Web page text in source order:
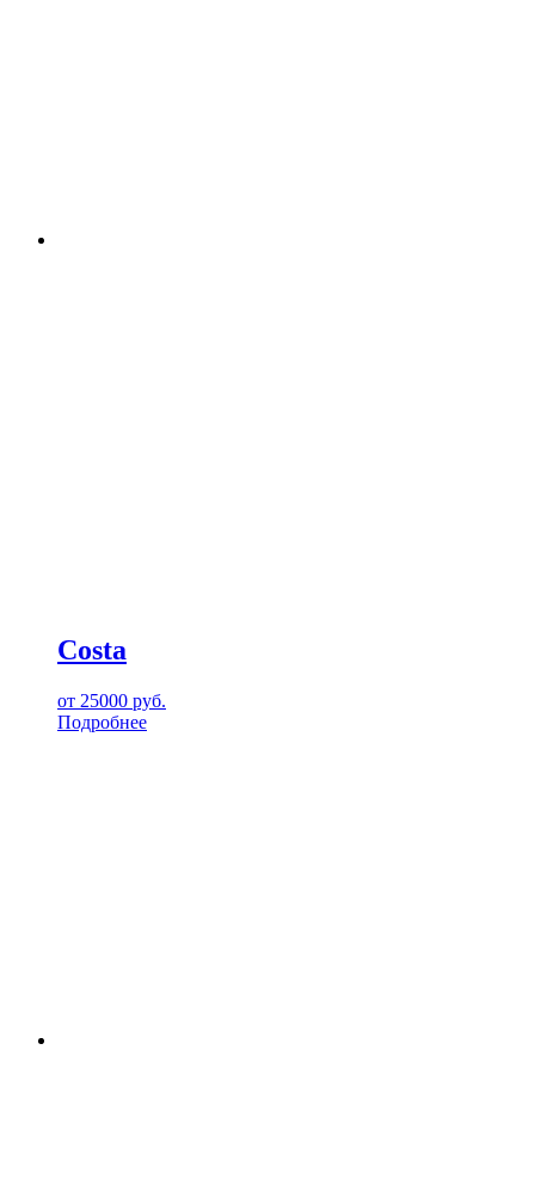
Costa
от 25000 руб.
Подробнее